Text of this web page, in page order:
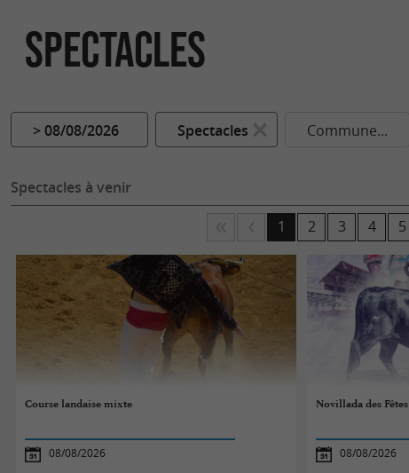
Spectacles
> 08/08/2026 Spectacles Commune...
Spectacles à venir
1 2 3 4 5
Course landaise mixte
08/08/2026
Novillada des Fêtes
08/08/2026